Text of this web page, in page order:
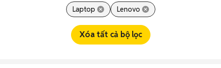
Laptop Lenovo
Xóa tất cả bộ lọc